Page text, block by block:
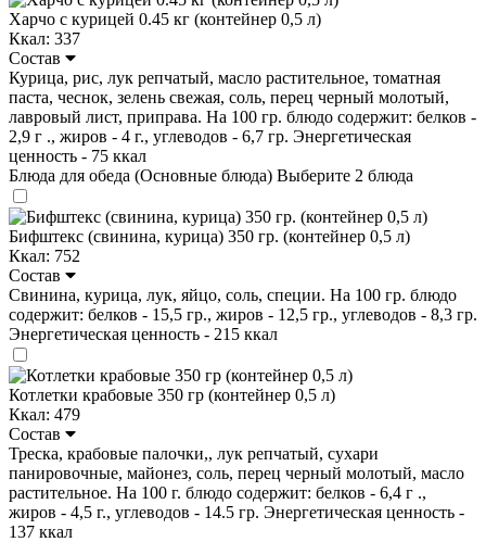
Харчо с курицей 0.45 кг (контейнер 0,5 л)
Ккал: 337
Состав
Курица, рис, лук репчатый, масло растительное, томатная
паста, чеснок, зелень свежая, соль, перец черный молотый,
лавровый лист, приправа. На 100 гр. блюдо содержит: белков -
2,9 г ., жиров - 4 г., углеводов - 6,7 гр. Энергетическая
ценность - 75 ккал
Блюда для обеда (Основные блюда) Выберите 2 блюда
Бифштекс (свинина, курица) 350 гр. (контейнер 0,5 л)
Ккал: 752
Состав
Свинина, курица, лук, яйцо, соль, специи. На 100 гр. блюдо
содержит: белков - 15,5 гр., жиров - 12,5 гр., углеводов - 8,3 гр.
Энергетическая ценность - 215 ккал
Котлетки крабовые 350 гр (контейнер 0,5 л)
Ккал: 479
Состав
Треска, крабовые палочки,, лук репчатый, сухари
панировочные, майонез, соль, перец черный молотый, масло
растительное. На 100 г. блюдо содержит: белков - 6,4 г .,
жиров - 4,5 г., углеводов - 14.5 гр. Энергетическая ценность -
137 ккал